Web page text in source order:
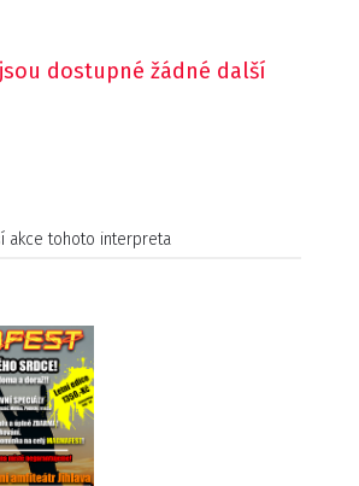
dostupné žádné další
akce tohoto interpreta